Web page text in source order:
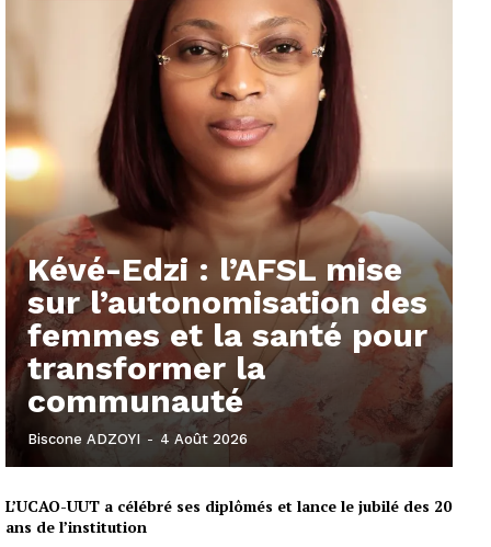
Kévé-Edzi : l’AFSL mise
sur l’autonomisation des
femmes et la santé pour
transformer la
communauté
Biscone ADZOYI - 4 Août 2026
L’UCAO-UUT a célébré ses diplômés et lance le jubilé des 20
ans de l’institution